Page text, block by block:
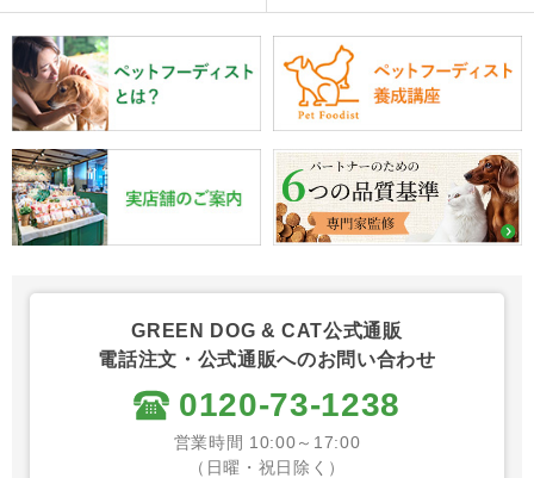
GREEN DOG & CAT公式通販
電話注文・公式通販へのお問い合わせ
0120-73-1238
営業時間 10:00～17:00
（日曜・祝日除く）